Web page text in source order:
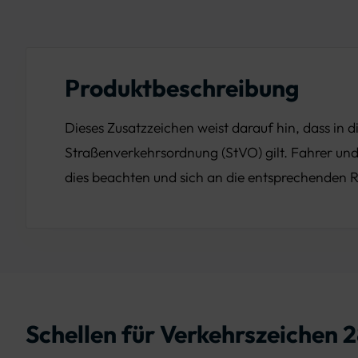
Produktbeschreibung
Dieses Zusatzzeichen weist darauf hin, dass in
Straßenverkehrsordnung (StVO) gilt. Fahrer
dies beachten und sich an die entsprechenden
Schellen für Verkehrszeichen